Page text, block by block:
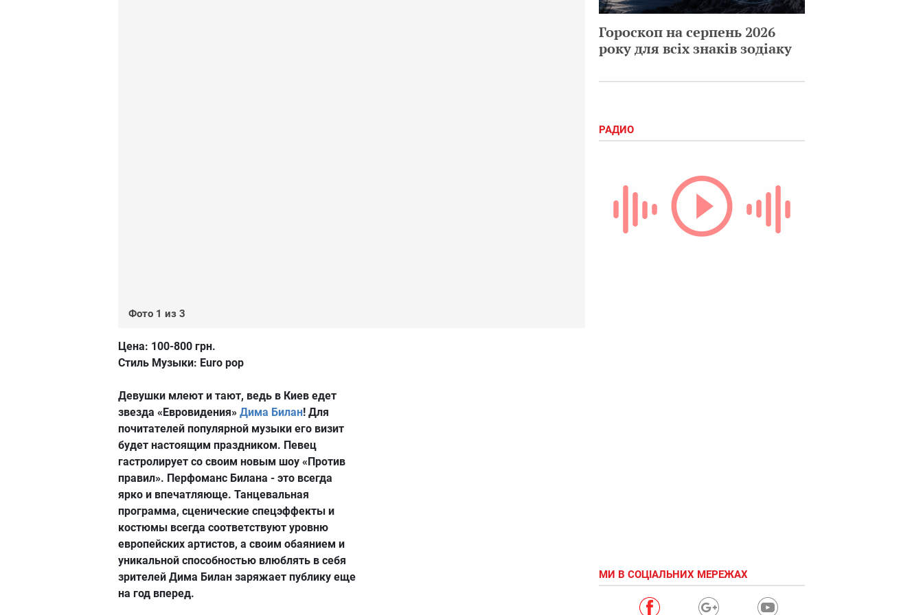
Фото 1 из 3
Цена: 100-800 грн.
Стиль Музыки: Euro pop
Девушки млеют и тают, ведь в Киев едет
звезда «Евровидения» Дима Билан! Для
почитателей популярной музыки его визит
будет настоящим праздником. Певец
гастролирует со своим новым шоу «Против
правил». Перфоманс Билана - это всегда
ярко и впечатляюще. Танцевальная
программа, сценические спецэффекты и
костюмы всегда соответствуют уровню
европейских артистов, а своим обаянием и
уникальной способностью влюблять в себя
зрителей Дима Билан заряжает публику еще
на год вперед.
Гороскоп на серпень 2026
року для всіх знаків зодіаку
РАДИО
МИ В СОЦІАЛЬНИХ МЕРЕЖАХ